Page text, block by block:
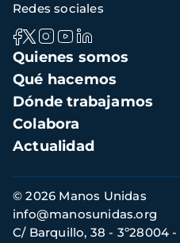
Navegación
principal
Quienes somos
Qué hacemos
Dónde trabajamos
Colabora
Actualidad
Redes sociales
Información
de
contacto
© 2026 Manos Unidas
C/ Barquillo, 38 - 3º28004
info@manosunidas.org